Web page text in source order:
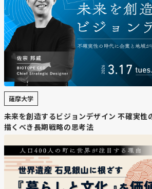
薩摩大学
未来を創造するビジョンデザイン 不確実性
描くべき長期戦略の思考法